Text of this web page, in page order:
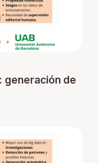
generación de